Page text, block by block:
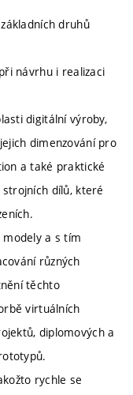
druhů
návrhu i realizaci
digitální výroby,
dimenzování pro
a také praktické
dílů, které
a s tím
různých
těchto
virtuálních
diplomových a
rychle se